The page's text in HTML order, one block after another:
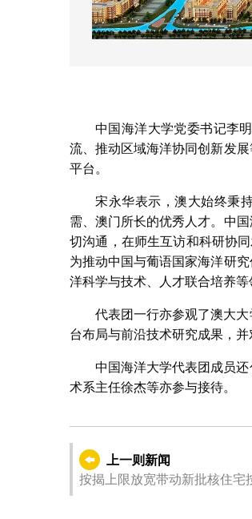
中国海洋大学党委书记李
流、推动区域海洋协同创新发
平台。
宋永华表示，澳大始终秉
需、澳门所长的优秀人才。中
切沟通，在师生互访和科研协
为推动中国与葡语国家海洋研
洋科学与技术、人才联合培养
代表团一行亦参观了澳大
台布局与前沿技术研究成果，
中国海洋大学代表团成员
术系主任徐杰等亦参与接待。
上一则新闻
按揭上限放宽带动新批核住宅